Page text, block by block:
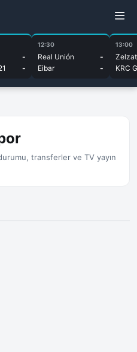
-
-
12:30
Real Unión
-
Eibar
-
13:00
KRC
transferler ve TV yayın